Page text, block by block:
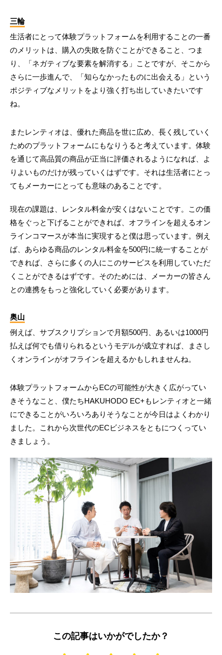
三輪
生活者にとって体験プラットフォームを利用することの一番
のメリットは、購入の失敗を防ぐことができること、つま
り、「ネガティブな要素を解消する」ことですが、そこから
さらに一歩進んで、「知らなかったものに出会える」という
ポジティブなメリットをより強く打ち出していきたいです
ね。
またレンティオは、優れた商品を世に広め、長く残していく
ためのプラットフォームにもなりうると考えています。体験
を通じて高品質の商品が正当に評価されるようになれば、よ
りよいものだけが残っていくはずです。それは生活者にとっ
てもメーカーにとっても意味のあることです。
現在の課題は、レンタル料金が安くはないことです。この価
格をぐっと下げることができれば、オフラインを超えるオン
ラインコマースが本当に実現すると僕は思っています。例え
ば、あらゆる商品のレンタル料金を500円に統一することが
できれば、さらに多くの人にこのサービスを利用していただ
くことができるはずです。そのためには、メーカーの皆さん
との連携をもっと強化していく必要があります。
奥山
例えば、サブスクリプションで月額500円、あるいは1000円
払えば何でも借りられるというモデルが成立すれば、まさし
くオンラインがオフラインを超えるかもしれませんね。
体験プラットフォームからECの可能性が大きく広がってい
きそうなこと、僕たちHAKUHODO EC+もレンティオと一緒
にできることがいろいろありそうなことが今日はよくわかり
ました。これから次世代のECビジネスをともにつくってい
きましょう。
この記事はいかがでしたか？